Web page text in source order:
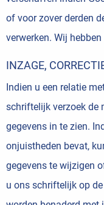
of voor zover derden
verwerken. Wij
INZAGE,
Indien u een relatie
schriftelijk verzoek de
gegevens in te zien.
onjuistheden bevat,
gegevens te wijzigen
u ons schriftelijk op